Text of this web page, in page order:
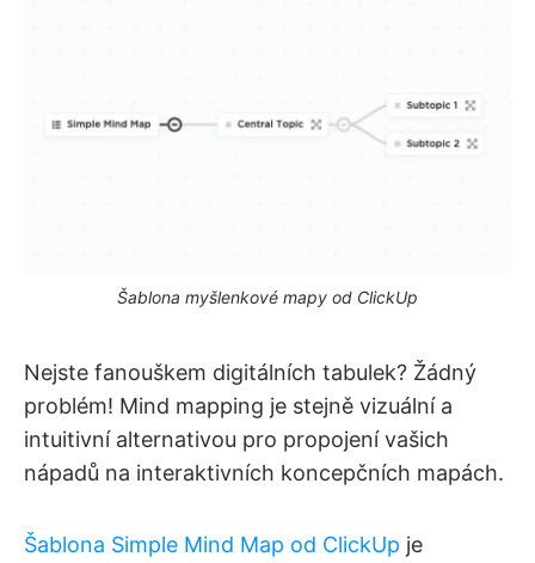
Šablona myšlenkové mapy od ClickUp
Nejste fanouškem digitálních tabulek? Žádný
problém! Mind mapping je stejně vizuální a
intuitivní alternativou pro propojení vašich
nápadů na interaktivních koncepčních mapách.
Šablona Simple Mind Map od ClickUp je